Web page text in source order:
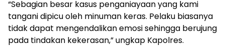
“Sebagian besar kasus penganiayaan yang kami
tangani dipicu oleh minuman keras. Pelaku biasanya
tidak dapat mengendalikan emosi sehingga berujung
pada tindakan kekerasan,” ungkap Kapolres.